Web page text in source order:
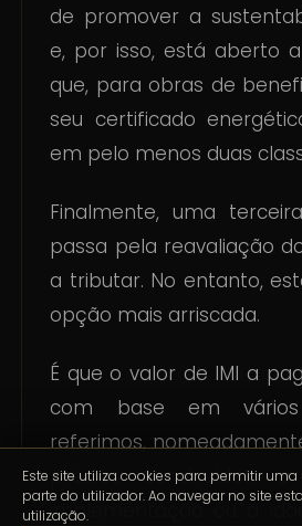
de promover a
e, por isso, está aberto
que, para obras de
seu certificado
em pelo menos duas
Finalmente, uma
passa pela reavaliação
a tributar. No entanto,
opção mais arriscada.
É que o valor de IMI a
com base em
referimos,
prédios construídos,
implementação ou a
Este site utiliza cookies para permitir
parte do utilizador. Ao navegar no site
utilização.